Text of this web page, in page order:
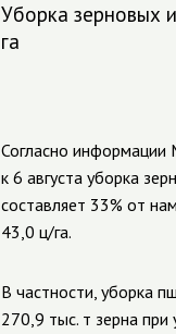
Уборка зерновых
га
Согласно информации
к 6 августа уборка
составляет 33% от
43,0 ц/га.
В частности, уборка
270,9 тыс. т зерна